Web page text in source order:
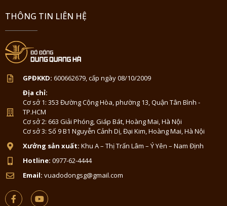
THÔNG TIN LIÊN HỆ
GPĐKKD: 600662679, cấp ngày 08/10/2009
Địa chỉ:
Cơ sở 1: 353 Đường Cộng Hòa, phường 13, Quận Tân Bình -
TP.HCM
Cơ sở 2: 663 Giải Phóng, Giáp Bát, Hoàng Mai, Hà Nội
Cơ sở 3: Số 9 B1 Nguyễn Cảnh Dị, Đại Kim, Hoàng Mai, Hà Nội
Xưởng sản xuất: Khu A – Thị Trấn Lâm – Ý Yên – Nam Định
Hotline: 0977-62-4444
Email: vuadodongsg@gmail.com